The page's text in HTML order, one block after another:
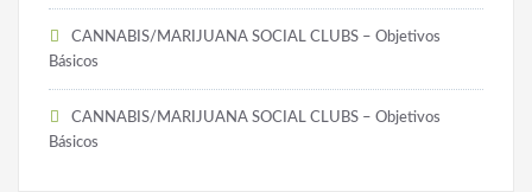
CANNABIS/MARIJUANA SOCIAL CLUBS – Objetivos
Básicos
CANNABIS/MARIJUANA SOCIAL CLUBS – Objetivos
Básicos